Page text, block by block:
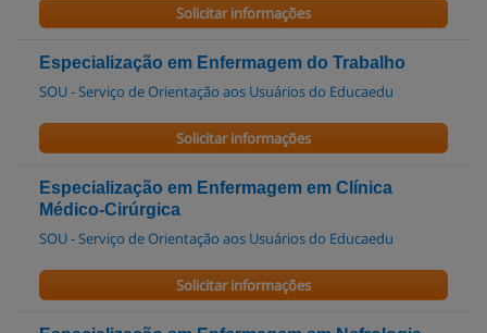
Solicitar informações
Especialização em Enfermagem do Trabalho
SOU - Serviço de Orientação aos Usuários do Educaedu
Solicitar informações
Especialização em Enfermagem em Clínica
Médico-Cirúrgica
SOU - Serviço de Orientação aos Usuários do Educaedu
Solicitar informações